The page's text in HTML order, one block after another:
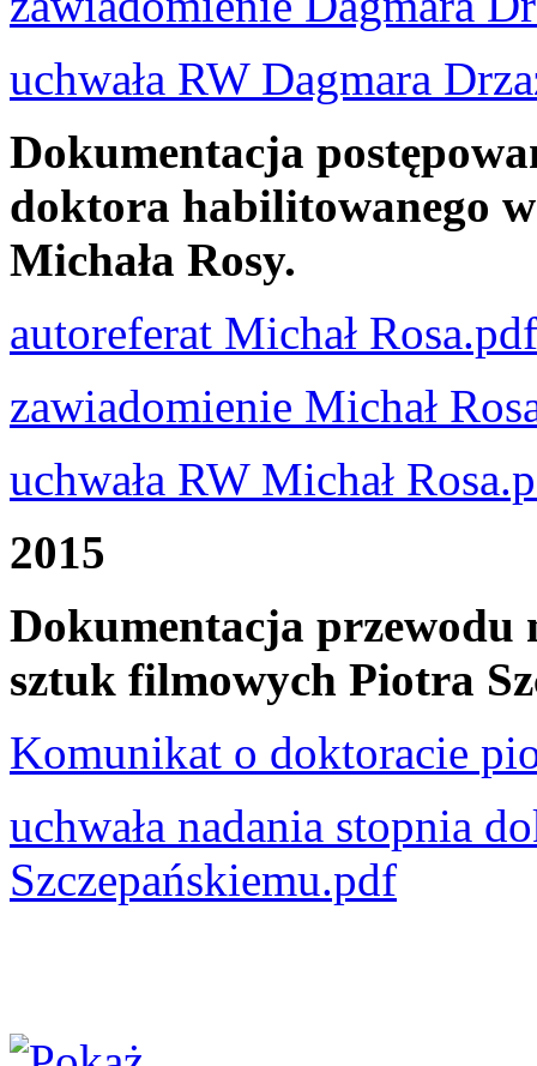
uchwała RW Dagmara
Dokumentacja
doktora habilitowanego
Michała Rosy.
autoreferat Michał Rosa.pdf
zawiadomienie Michał
uchwała RW Michał
2015
Dokumentacja przewodu
sztuk filmowych Piotra
Komunikat o doktoracie
uchwała nadania stopnia
Szczepańskiemu.pdf